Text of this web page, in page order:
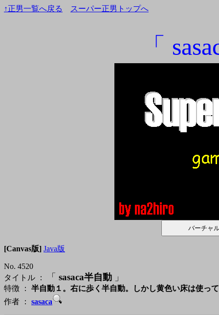
↑正男一覧へ戻る スーパー正男トップへ
「
[Canvas版] Java版
No. 4520
タイトル ：
「 sasaca半自動 」
特徴 ： 半自動１。右に歩く半自動。しかし黄色い床は使っ
作者 ： sasaca